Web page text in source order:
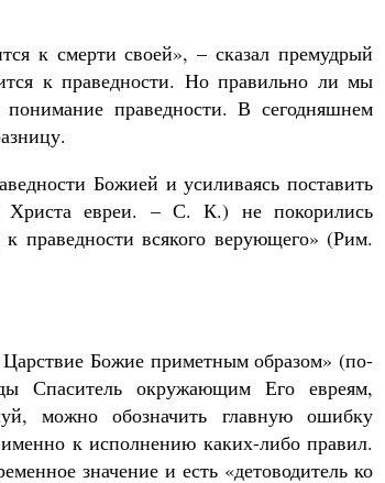
к смерти своей», – сказал премудрый
к праведности. Но правильно ли мы
понимание праведности. В сегодняшнем
Божией и усиливаясь поставить
Христа евреи. – С. К.) не покорились
праведности всякого верующего» (Рим.
Божие приметным образом» (по-
Спаситель окружающим Его евреям,
можно обозначить главную ошибку
к исполнению каких-либо правил.
значение и есть «детоводитель ко